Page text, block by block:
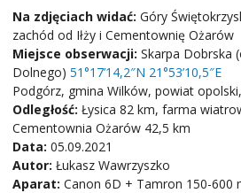
Na zdjęciach widać: Góry
zachód od Iłży i Cementownię Ożarów
Miejsce obserwacji: Skarpa Dobrska
Dolnego) 51°17’14,2″N 21°53’10,5″E
Podgórz, gmina Wilków, powiat
Odległość: Łysica 82 km, farma
Cementownia Ożarów 42,5 km
Data: 05.09.2021
Autor: Łukasz Wawrzyszko
Aparat: Canon 6D + Tamron 150-600